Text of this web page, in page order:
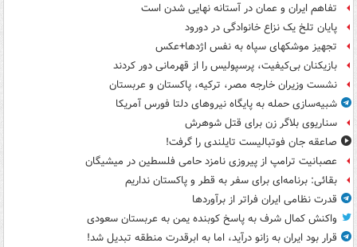
تفاهم ایران و عمان در آستانه نهایی شدن است
پایان تلخ یک نزاع خانوادگی در دورود
تجهیز موشکهای سپاه به نفس اژدها+عکس
بازیکنان بی‌کیفیت، پرسپولیس را از قهرمانی دور کردند
نشست وزیران خارجه مصر، ترکیه، پاکستان و عربستان
شبیه‌سازی حمله به پایگاه نیروهای دلتا فورس آمریکا
سناریوی بلاگر زن برای قتل شوهرش
صاعقه جان فوتبالیست تایلندی را گرفت!
عصبانیت ترامپ از پیروزی نامزد حامی فلسطین در میشیگان
بقائی: برنامه‌ای برای سفر به قطر و پاکستان نداریم
قدرت نظامی ایران فراتر از برآوردها
واکنش کمال شرف به پاسخ کوبنده یمن به عربستان سعودی
قرار بود ایران به زانو درآید، اما به ابرقدرت منطقه تبدیل شد!